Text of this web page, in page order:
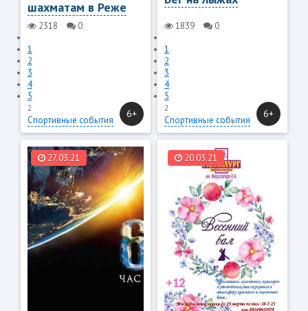
шахматам в Реже
2318
0
1
2
3
4
5
2
Спортивные события
6+
1839
0
1
2
3
4
5
2
Спортивные события
6+
27.03.21 20.03.21